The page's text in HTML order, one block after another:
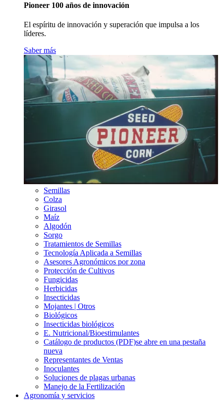
Pioneer 100 años de innovación
El espíritu de innovación y superación que impulsa a los
líderes.
Saber más
Semillas
Colza
Girasol
Maíz
Algodón
Sorgo
Tratamientos de Semillas
Tecnología Aplicada a Semillas
Asesores Agronómicos por zona
Protección de Cultivos
Fungicidas
Herbicidas
Insecticidas
Mojantes | Otros
Biológicos
Insecticidas biológicos
E. Nutricional/Bioestimulantes
Catálogo de productos (PDF)se abre en una pestaña
nueva
Representantes de Ventas
Inoculantes
Soluciones de plagas urbanas
Manejo de la Fertilización
Agronomía y servicios